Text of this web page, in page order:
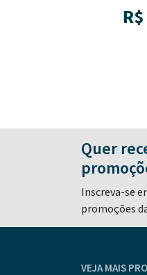
Quer
Inscreva-se
promoções
VEJA MAIS